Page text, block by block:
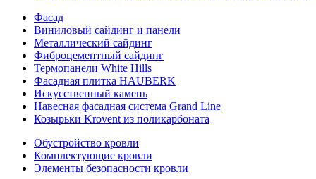
Фасад
Виниловый сайдинг и панели
Металлический сайдинг
Фиброцементный сайдинг
Термопанели White Hills
Фасадная плитка HAUBERK
Искусственный камень
Навесная фасадная система Grand Line
Козырьки Krovent из поликарбоната
Обустройство кровли
Комплектующие кровли
Элементы безопасности кровли